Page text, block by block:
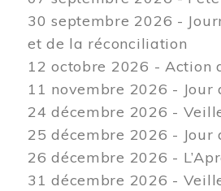
30 septembre 2026 -
et de la réconciliation
12 octobre 2026 - Action
11 novembre 2026 - Jour
24 décembre 2026 -
25 décembre 2026 - Jour
26 décembre 2026 -
31 décembre 2026 -